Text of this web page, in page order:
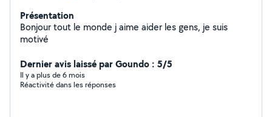
Présentation
Bonjour tout le monde j aime aider les gens, je suis
motivé
Dernier avis laissé par Goundo : 5/5
Il y a plus de 6 mois
Réactivité dans les réponses